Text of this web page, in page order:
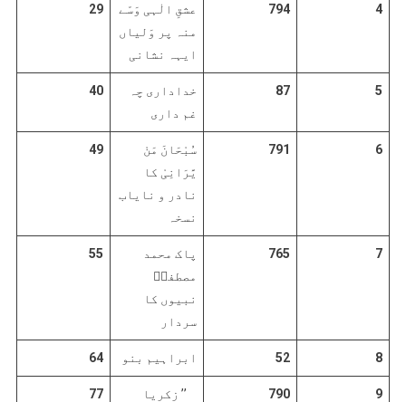
4
794
عشقِ الٰہی وَسّے
منہ پر وَلیاں
ایہہ نشانی
29
5
87
خداداری چہ
غم داری
40
6
791
سُبْحَانَ مَنْ
یَّرَانِیْ کا
نادر و نایاب
نسخہ
49
7
765
پاک محمد
مصطفیؐ
نبیوں کا
سردار
55
8
52 ابراہیم بنو 64
9
790
’’ زکریا
77